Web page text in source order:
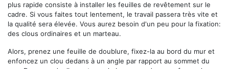
plus rapide consiste à installer les feuilles de revêtement sur le
cadre. Si vous faites tout lentement, le travail passera très vite et
la qualité sera élevée. Vous aurez besoin d'un peu pour la fixation:
des clous ordinaires et un marteau.
Alors, prenez une feuille de doublure, fixez-la au bord du mur et
enfoncez un clou dedans à un angle par rapport au sommet du